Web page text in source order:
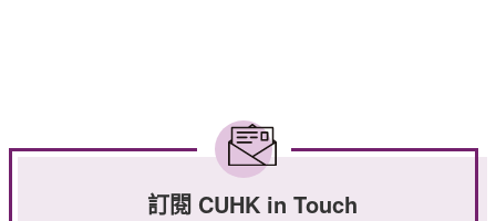
訂閱 CUHK in Touch